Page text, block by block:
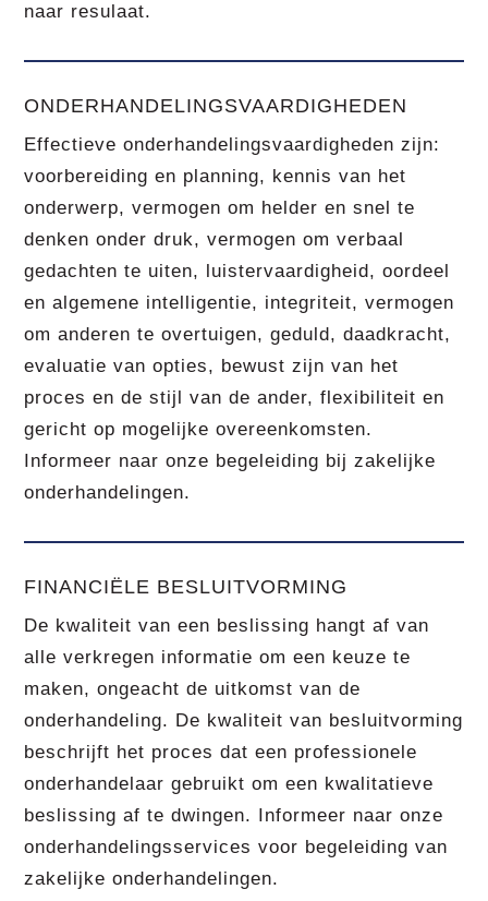
naar resulaat.
ONDERHANDELINGSVAARDIGHEDEN
Effectieve onderhandelingsvaardigheden zijn:
voorbereiding en planning, kennis van het
onderwerp, vermogen om helder en snel te
denken onder druk, vermogen om verbaal
gedachten te uiten, luistervaardigheid, oordeel
en algemene intelligentie, integriteit, vermogen
om anderen te overtuigen, geduld, daadkracht,
evaluatie van opties, bewust zijn van het
proces en de stijl van de ander, flexibiliteit en
gericht op mogelijke overeenkomsten.
Informeer naar onze begeleiding bij zakelijke
onderhandelingen.
FINANCIËLE BESLUITVORMING
De kwaliteit van een beslissing hangt af van
alle verkregen informatie om een keuze te
maken, ongeacht de uitkomst van de
onderhandeling. De kwaliteit van besluitvorming
beschrijft het proces dat een professionele
onderhandelaar gebruikt om een kwalitatieve
beslissing af te dwingen. Informeer naar onze
onderhandelingsservices voor begeleiding van
zakelijke onderhandelingen.